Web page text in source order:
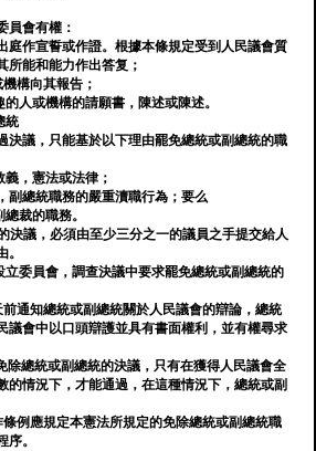
員會有權：
庭作宣誓或作證。根據本條規定受到人民議會質
所能和能力作出答复；
構向其報告；
人或機構的請願書，陳述或陳述。
統
決議，只能基於以下理由罷免總統或副總統的職
，憲法或法律；
副總統職務的嚴重瀆職行為；要么
裁的職務。
決議，必須由至少三分之一的議員之手提交給人
立委員會，調查決議中要求罷免總統或副總統的
通知總統或副總統關於人民議會的辯論，總統
議會中以口頭辯護並具有書面權利，並有權尋求
除總統或副總統的決議，只有在獲得人民議會全
的情況下，才能通過，在這種情況下，總統或副
例應規定本憲法所規定的免除總統或副總統職
。